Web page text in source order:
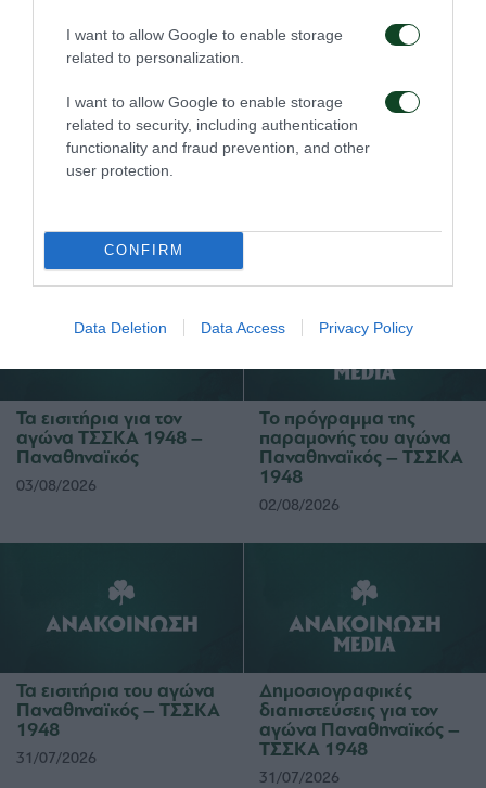
I want to allow Google to enable storage
related to personalization.
I want to allow Google to enable storage
related to security, including authentication
functionality and fraud prevention, and other
user protection.
CONFIRM
Data Deletion Data Access Privacy Policy
Οδηγίες προς τους
φιλάθλους για την
αποψινή προσέλευση
05/08/2026
Η ΠΑΕ Παναθηναϊκός
03/08/2026
Τα εισιτήρια για τον
αγώνα ΤΣΣΚΑ 1948 –
Παναθηναϊκός
03/08/2026
Το πρόγραμμα της
παραμονής του αγώνα
Παναθηναϊκός – ΤΣΣΚΑ
1948
02/08/2026
Τα εισιτήρια του αγώνα
Παναθηναϊκός – ΤΣΣΚΑ
1948
31/07/2026
Δημοσιογραφικές
διαπιστεύσεις για τον
αγώνα Παναθηναϊκός –
ΤΣΣΚΑ 1948
31/07/2026